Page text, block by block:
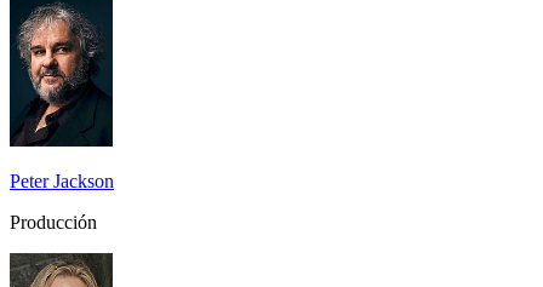
Peter Jackson
Producción